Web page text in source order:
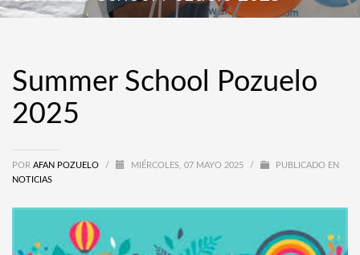
Summer School Pozuelo
2025
POR AFAN POZUELO / MIÉRCOLES, 07 MAYO 2025 /
PUBLICADO EN
NOTICIAS